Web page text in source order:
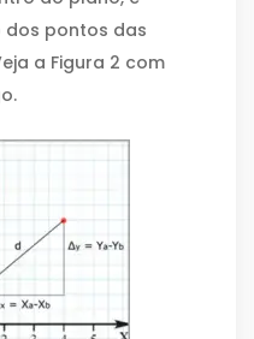
pontos das
a Figura 2 com